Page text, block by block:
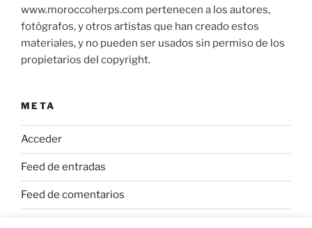
www.moroccoherps.com pertenecen a los autores,
fotógrafos, y otros artistas que han creado estos
materiales, y no pueden ser usados sin permiso de los
propietarios del copyright.
META
Acceder
Feed de entradas
Feed de comentarios